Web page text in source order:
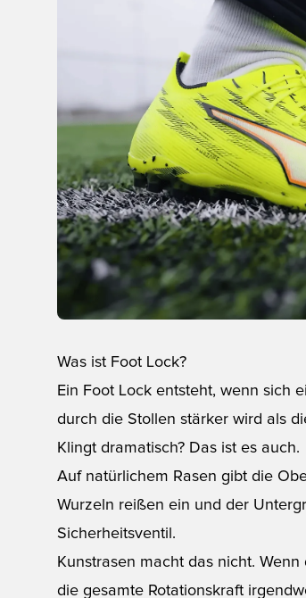
Was ist Foot Lock?
Ein Foot Lock entsteht, wenn sich
durch die Stollen stärker wird als
Klingt dramatisch? Das ist es auch.
Auf natürlichem Rasen gibt die
Wurzeln reißen ein und der
Sicherheitsventil.
Kunstrasen macht das nicht.
die gesamte Rotationskraft